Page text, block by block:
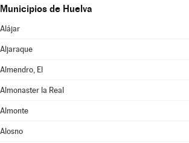
Municipios de Huelva
Alájar
Aljaraque
Almendro, El
Almonaster la Real
Almonte
Alosno